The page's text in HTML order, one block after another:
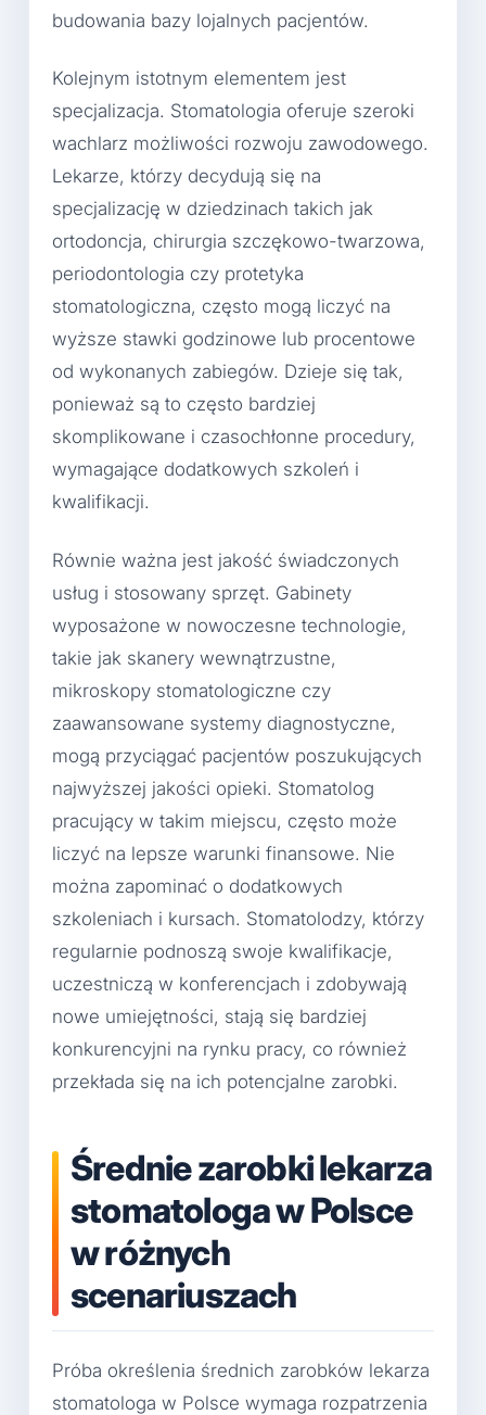
budowania bazy lojalnych pacjentów.
Kolejnym istotnym elementem jest
specjalizacja. Stomatologia oferuje szeroki
wachlarz możliwości rozwoju zawodowego.
Lekarze, którzy decydują się na
specjalizację w dziedzinach takich jak
ortodoncja, chirurgia szczękowo-twarzowa,
periodontologia czy protetyka
stomatologiczna, często mogą liczyć na
wyższe stawki godzinowe lub procentowe
od wykonanych zabiegów. Dzieje się tak,
ponieważ są to często bardziej
skomplikowane i czasochłonne procedury,
wymagające dodatkowych szkoleń i
kwalifikacji.
Równie ważna jest jakość świadczonych
usług i stosowany sprzęt. Gabinety
wyposażone w nowoczesne technologie,
takie jak skanery wewnątrzustne,
mikroskopy stomatologiczne czy
zaawansowane systemy diagnostyczne,
mogą przyciągać pacjentów poszukujących
najwyższej jakości opieki. Stomatolog
pracujący w takim miejscu, często może
liczyć na lepsze warunki finansowe. Nie
można zapominać o dodatkowych
szkoleniach i kursach. Stomatolodzy, którzy
regularnie podnoszą swoje kwalifikacje,
uczestniczą w konferencjach i zdobywają
nowe umiejętności, stają się bardziej
konkurencyjni na rynku pracy, co również
przekłada się na ich potencjalne zarobki.
Średnie zarobki lekarza
stomatologa w Polsce
w różnych
scenariuszach
Próba określenia średnich zarobków lekarza
stomatologa w Polsce wymaga rozpatrzenia